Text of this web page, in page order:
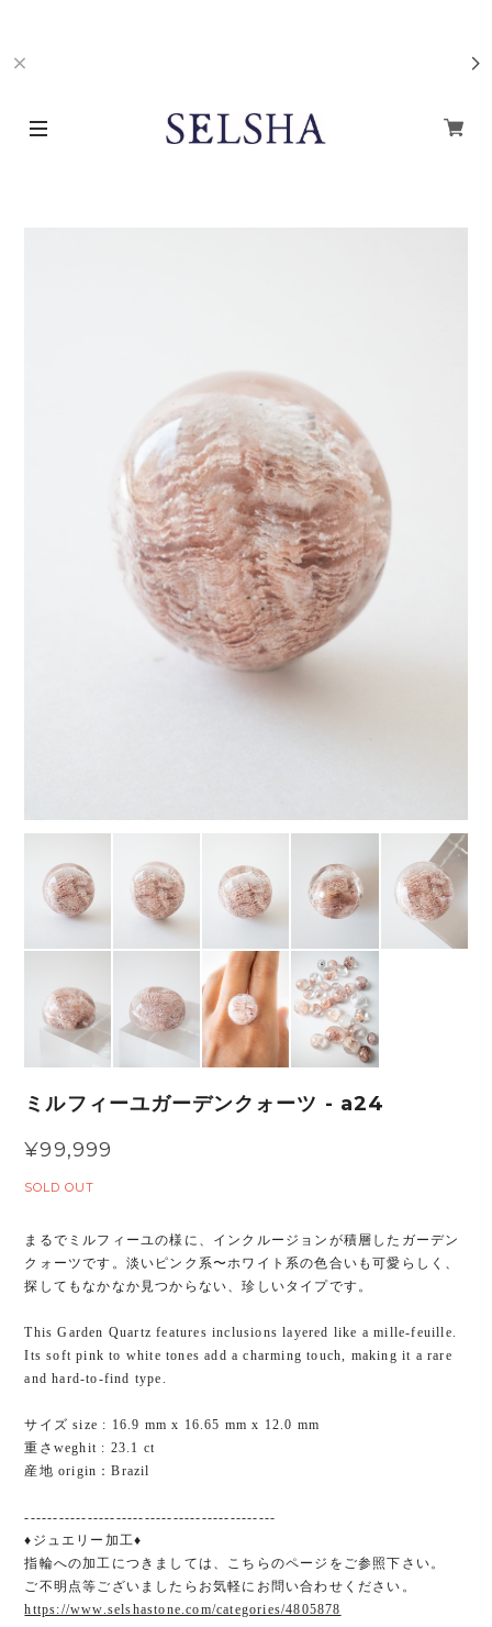
ミルフィーユガーデンクォーツ - a24
¥99,999
SOLD OUT
まるでミルフィーユの様に、インクルージョンが積層したガーデン
クォーツです。淡いピンク系〜ホワイト系の色合いも可愛らしく、
探してもなかなか見つからない、珍しいタイプです。
This Garden Quartz features inclusions layered like a mille-feuille.
Its soft pink to white tones add a charming touch, making it a rare
and hard-to-find type.
サイズ size : 16.9 mm x 16.65 mm x 12.0 mm
重さweghit : 23.1 ct
産地 origin：Brazil
--------------------------------------------
♦ジュエリー加工♦
指輪への加工につきましては、こちらのページをご参照下さい。
ご不明点等ございましたらお気軽にお問い合わせください。
https://www.selshastone.com/categories/4805878